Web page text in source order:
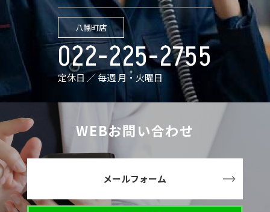
八幡町店
022-225-2755
定休日 ／ 毎週 月・火曜日
WEBお問い合わせ
メールフォーム